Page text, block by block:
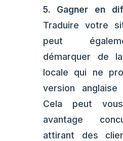
5. Gagner en
Traduire votre
peut
démarquer de
locale qui ne
version
Cela peut
avantage
attirant des